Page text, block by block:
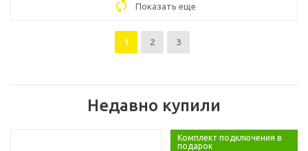
Показать еще
1 2 3
Недавно купили
Комплект подключения в
подарок